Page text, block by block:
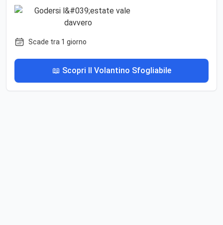
Scade tra 1 giorno
📖 Scopri Il Volantino Sfogliabile